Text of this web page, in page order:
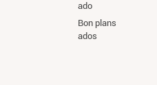
ado
Bon plans
ados